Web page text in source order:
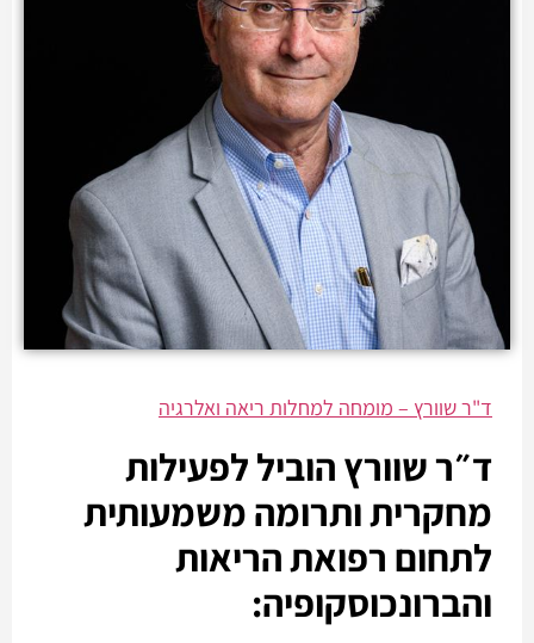
ד"ר שוורץ – מומחה למחלות ריאה ואלרגיה
ד״ר שוורץ הוביל לפעילות
מחקרית ותרומה משמעותית
לתחום רפואת הריאות
והברונכוסקופיה: